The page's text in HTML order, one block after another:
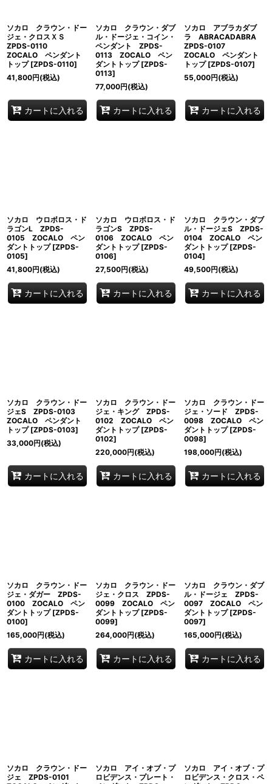
ソカロ クラウン・ドー
ジェ・クロスＸＳ
ZPDS-0110
ZOCALO ペンダント
トップ [ZPDS-0110]
41,800円(税込)
カートに入れる
ソカロ クラウン・ダブ
ル・ドージェ・コイン・
ペンダント ZPDS-
0113 ZOCALO ペン
ダントトップ [ZPDS-
0113]
77,000円(税込)
カートに入れる
ソカロ アブラカダブ
ラ ABRACADABRA
ZPDS-0107
ZOCALO ペンダント
トップ [ZPDS-0107]
55,000円(税込)
カートに入れる
ソカロ ウロボロス・ド
ラゴンL ZPDS-
0105 ZOCALO ペン
ダントトップ [ZPDS-
0105]
41,800円(税込)
カートに入れる
ソカロ ウロボロス・ド
ラゴンS ZPDS-
0106 ZOCALO ペン
ダントトップ [ZPDS-
0106]
27,500円(税込)
カートに入れる
ソカロ クラウン・ダブ
ル・ドージェS ZPDS-
0104 ZOCALO ペン
ダントトップ [ZPDS-
0104]
49,500円(税込)
カートに入れる
ソカロ クラウン・ドー
ジェS ZPDS-0103
ZOCALO ペンダント
トップ [ZPDS-0103]
33,000円(税込)
カートに入れる
ソカロ クラウン・ドー
ジェ・キング ZPDS-
0102 ZOCALO ペン
ダントトップ [ZPDS-
0102]
220,000円(税込)
カートに入れる
ソカロ クラウン・ドー
ジェ・ソード ZPDS-
0098 ZOCALO ペン
ダントトップ [ZPDS-
0098]
198,000円(税込)
カートに入れる
ソカロ クラウン・ドー
ジェ・ダガー ZPDS-
0100 ZOCALO ペン
ダントトップ [ZPDS-
0100]
165,000円(税込)
カートに入れる
ソカロ クラウン・ドー
ジェ・クロス ZPDS-
0099 ZOCALO ペン
ダントトップ [ZPDS-
0099]
264,000円(税込)
カートに入れる
ソカロ クラウン・ダブ
ル・ドージェ ZPDS-
0097 ZOCALO ペン
ダントトップ [ZPDS-
0097]
165,000円(税込)
カートに入れる
ソカロ クラウン・ドー
ジェ ZPDS-0101
ソカロ アイ・オブ・プ
ロビデンス・プレート・
ソカロ アイ・オブ・プ
ロビデンス・クロス・ペ